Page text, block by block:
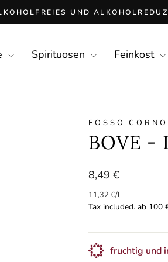
Pause
UND
Spirituosen Feinkost
FOSSO CORNO
BOVE -
Regular
8,49 €
11,32 €/l
Tax included. ab
fruchtig und